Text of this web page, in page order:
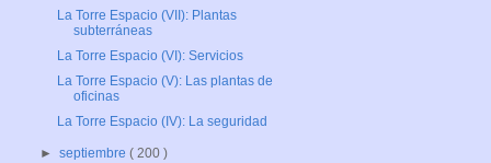
La Torre Espacio (VII): Plantas
subterráneas
La Torre Espacio (VI): Servicios
La Torre Espacio (V): Las plantas de
oficinas
La Torre Espacio (IV): La seguridad
►septiembre( 200 )